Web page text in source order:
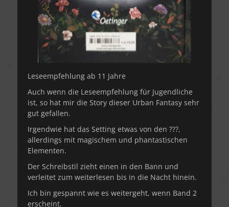
Leseempfehlung ab 11 Jahre
Auch wenn die Leseempfehlung für Jugendliche
ist, so hat mir die Story dieser Urban Fantasy sehr
gut gefallen.
Irgendwie hat das Setting etwas von den ???,
allerdings mit magischem und phantastischen
Elementen.
Der Schreibstil zieht einen in den Bann und
verleitet zum weiterlesen bis in die Nacht hinein.
Ich bin gespannt wie es weitergeht, wenn Band 2
erscheint.